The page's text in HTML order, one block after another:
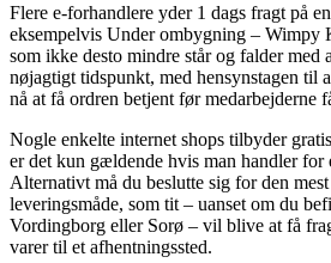
Flere e-forhandlere yder 1 dags fragt på
eksempelvis Under ombygning – Wimpy
som ikke desto mindre står og falder med
nøjagtigt tidspunkt, med hensynstagen til
nå at få ordren betjent før medarbejderne
Nogle enkelte internet shops tilbyder
er det kun gældende hvis man handler for
Alternativt må du beslutte sig for den
leveringsmåde, som tit – uanset om du
Vordingborg eller Sorø – vil blive at få
varer til et afhentningssted.